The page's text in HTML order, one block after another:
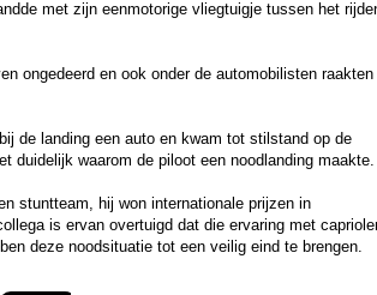
met zijn eenmotorige vliegtuigje tussen het
ongedeerd en ook onder de automobilisten raakten
de landing een auto en kwam tot stilstand op de
duidelijk waarom de piloot een noodlanding maakte.
stuntteam, hij won internationale prijzen in
is ervan overtuigd dat die ervaring met
deze noodsituatie tot een veilig eind te brengen.